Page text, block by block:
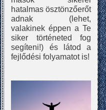
hatalmas ösztönzőerőt
adnak (lehet,
valakinek éppen a Te
siker történeted fog
segíteni!) és látod a
fejlődési folyamatot is!